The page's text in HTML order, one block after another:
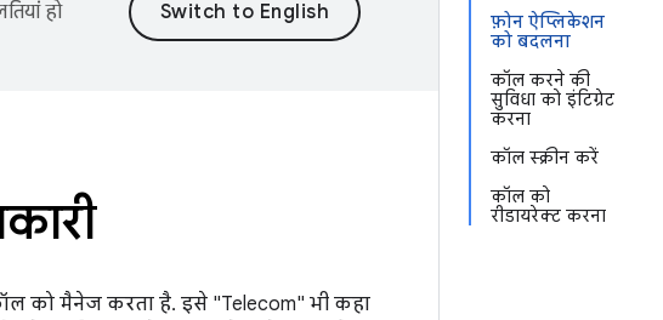
फ़ोन ऐप्लिकेशन
को बदलना
कॉल करने की
सुविधा को इंटिग्रेट
करना
कॉल स्क्रीन करें
कॉल को
रीडायरेक्ट करना
हो
को मैनेज करता है. इसे "Telecom" भी कहा